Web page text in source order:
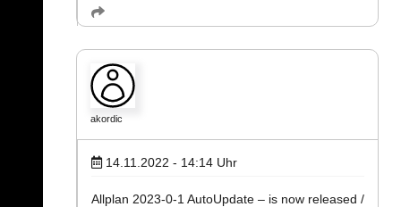
akordic
14.11.2022 - 14:14 Uhr
Allplan 2023-0-1 AutoUpdate – is now released /